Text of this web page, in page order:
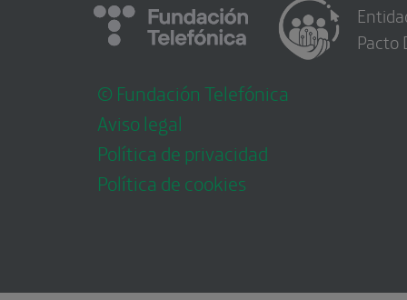
© Fundación Telefónica
Aviso legal
Política de privacidad
Política de cookies
Pacto